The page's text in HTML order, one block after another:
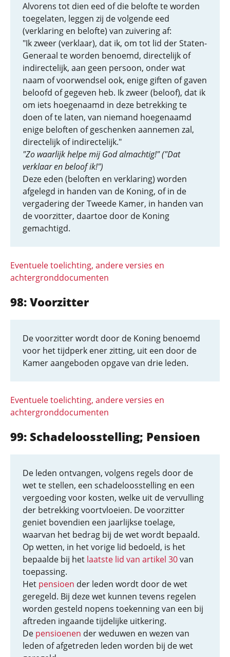
Alvorens tot dien eed of die belofte te worden
toegelaten, leggen zij de volgende eed
(verklaring en belofte) van zuivering af:
"Ik zweer (verklaar), dat ik, om tot lid der Staten-
Generaal te worden benoemd, directelijk of
indirectelijk, aan geen persoon, onder wat
naam of voorwendsel ook, enige giften of gaven
beloofd of gegeven heb. Ik zweer (beloof), dat ik
om iets hoegenaamd in deze betrekking te
doen of te laten, van niemand hoegenaamd
enige beloften of geschenken aannemen zal,
directelijk of indirectelijk."
"Zo waarlijk helpe mij God almachtig!" ("Dat
verklaar en beloof ik!")
Deze eden (beloften en verklaring) worden
afgelegd in handen van de Koning, of in de
vergadering der Tweede Kamer, in handen van
de voorzitter, daartoe door de Koning
gemachtigd.
Eventuele toelichting, andere versies en
achtergronddocumenten
98: Voorzitter
De voorzitter wordt door de Koning benoemd
voor het tijdperk ener zitting, uit een door de
Kamer aangeboden opgave van drie leden.
Eventuele toelichting, andere versies en
achtergronddocumenten
99: Schadeloosstelling; Pensioen
De leden ontvangen, volgens regels door de
wet te stellen, een schadeloosstelling en een
vergoeding voor kosten, welke uit de vervulling
der betrekking voortvloeien. De voorzitter
geniet bovendien een jaarlijkse toelage,
waarvan het bedrag bij de wet wordt bepaald.
Op wetten, in het vorige lid bedoeld, is het
bepaalde bij het laatste lid van artikel 30van
toepassing.
Het pensioen der leden wordt door de wet
geregeld. Bij deze wet kunnen tevens regelen
worden gesteld nopens toekenning van een bij
aftreden ingaande tijdelijke uitkering.
De pensioenen der weduwen en wezen van
leden of afgetreden leden worden bij de wet